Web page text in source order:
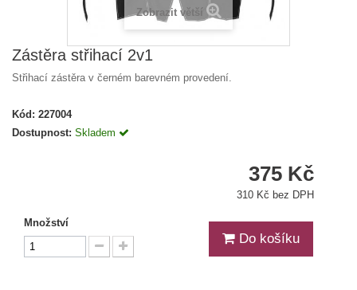
Zobrazit větší
Zástěra střihací 2v1
Střihací zástěra v černém barevném provedení.
Kód: 227004
Dostupnost: Skladem
375 Kč
310 Kč bez DPH
Množství
Do košíku